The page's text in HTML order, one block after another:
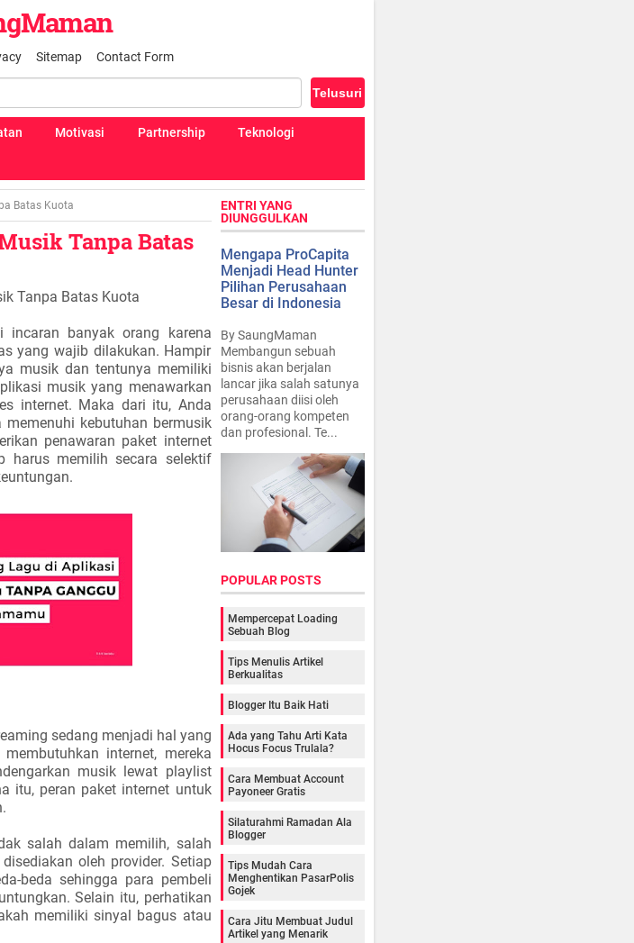
Sitemap Contact Form
Motivasi Partnership Teknologi
Batas Kuota
Tanpa Batas
Tanpa Batas Kuota
banyak orang karena
yang wajib dilakukan. Hampir
musik dan tentunya memiliki
musik yang menawarkan
internet. Maka dari itu, Anda
kebutuhan bermusik
penawaran paket internet
harus memilih secara selektif
sedang menjadi hal yang
internet, mereka
musik lewat playlist
itu, peran paket internet untuk
salah dalam memilih, salah
oleh provider. Setiap
beda sehingga para pembeli
Selain itu, perhatikan
memiliki sinyal bagus atau
ENTRI YANG
DIUNGGULKAN
Mengapa ProCapita
Menjadi Head Hunter
Pilihan Perusahaan
Besar di Indonesia
By SaungMaman
Membangun sebuah
bisnis akan berjalan
lancar jika salah satunya
perusahaan diisi oleh
orang-orang kompeten
dan profesional. Te...
POPULAR POSTS
Mempercepat Loading
Sebuah Blog
Tips Menulis Artikel
Berkualitas
Blogger Itu Baik Hati
Ada yang Tahu Arti Kata
Hocus Focus Trulala?
Cara Membuat Account
Payoneer Gratis
Silaturahmi Ramadan Ala
Blogger
Tips Mudah Cara
Menghentikan PasarPolis
Gojek
Cara Jitu Membuat Judul
Artikel yang Menarik